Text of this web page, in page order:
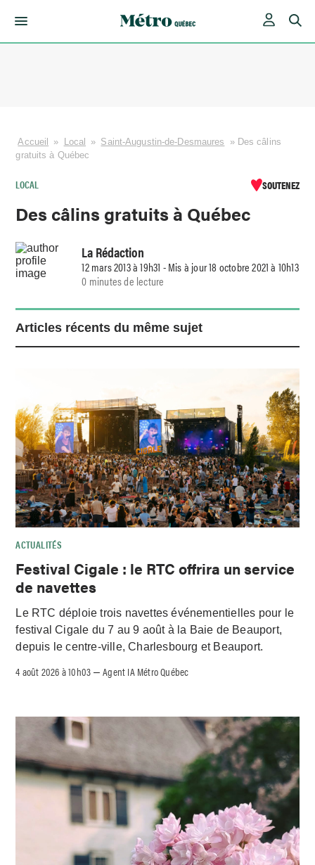
Accueil » Local » Saint-Augustin-de-Desmaures » Des câlins
gratuits à Québec
LOCAL SOUTENEZ
Des câlins gratuits à Québec
La Rédaction
12 mars 2013 à 19h31 - Mis à jour 18 octobre 2021 à 10h13
0 minutes de lecture
Articles récents du même sujet
ACTUALITÉS
Festival Cigale : le RTC offrira un service
de navettes
Le RTC déploie trois navettes événementielles pour le
festival Cigale du 7 au 9 août à la Baie de Beauport,
depuis le centre-ville, Charlesbourg et Beauport.
4 août 2026 à 10h03 –Agent IA Métro Québec